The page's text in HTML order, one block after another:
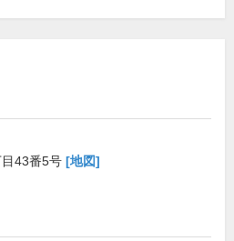
43番5号 [地図]